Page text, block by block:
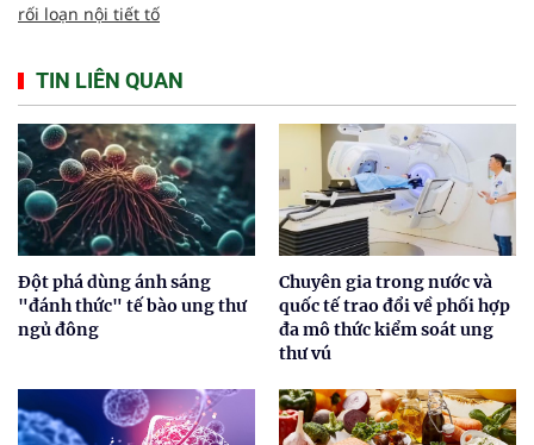
rối loạn nội tiết tố
TIN LIÊN QUAN
Đột phá dùng ánh sáng
"đánh thức" tế bào ung thư
ngủ đông
Chuyên gia trong nước và
quốc tế trao đổi về phối hợp
đa mô thức kiểm soát ung
thư vú